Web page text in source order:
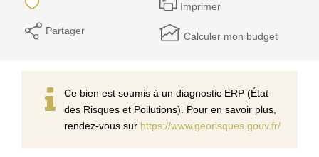
Imprimer
Partager Calculer mon budget
Ce bien est soumis à un diagnostic ERP (État
des Risques et Pollutions). Pour en savoir plus,
rendez-vous sur https://www.georisques.gouv.fr/